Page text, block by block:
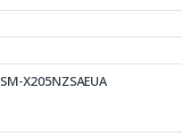
‎SM-X205NZSAEUA